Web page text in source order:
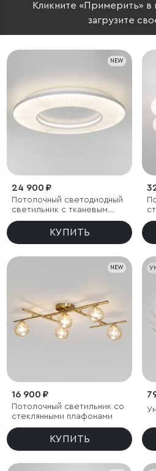
Кликните «Примерить» в
загрузите
NEW
24 900 ₽
Потолочный светодиодный
светильник с тканевым
рассеивателем
КУПИТЬ
NEW
16 900 ₽
Потолочный светильник со
стеклянными плафонами
КУПИТЬ